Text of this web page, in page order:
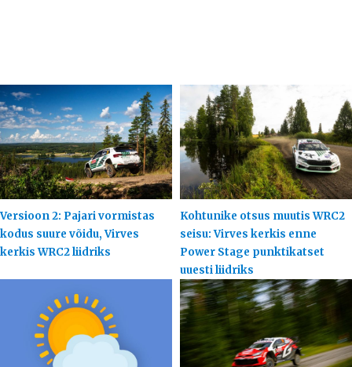
Versioon 2: Pajari vormistas
kodus suure võidu, Virves
kerkis WRC2 liidriks
Kohtunike otsus muutis WRC2
seisu: Virves kerkis enne
Power Stage punktikatset
uuesti liidriks